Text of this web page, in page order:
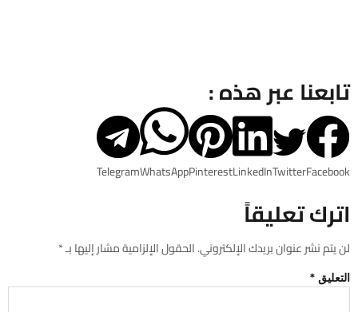
تابعنا عبر هذه :
Facebook
Twitter
LinkedIn
Pinterest
WhatsApp
Telegram
اترك تعليقاً
لن يتم نشر عنوان بريدك الإلكتروني.الحقول الإلزامية مشار إليها بـ*
التعليق *